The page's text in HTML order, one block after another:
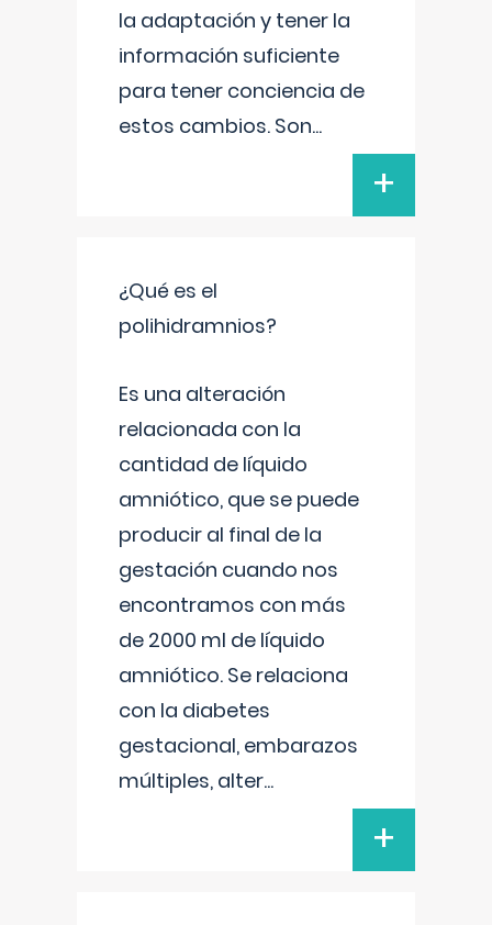
la adaptación y tener la
información suficiente
para tener conciencia de
estos cambios. Son...
+
¿Qué es el
polihidramnios?
Es una alteración
relacionada con la
cantidad de líquido
amniótico, que se puede
producir al final de la
gestación cuando nos
encontramos con más
de 2000 ml de líquido
amniótico. Se relaciona
con la diabetes
gestacional, embarazos
múltiples, alter...
+